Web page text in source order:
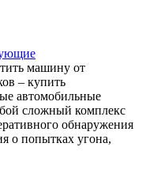
машину от
– купить
автомобильные
сложный комплекс
обнаружения
о попытках угона,